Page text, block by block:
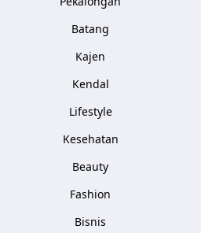
Batang
Kajen
Kendal
Lifestyle
Kesehatan
Beauty
Fashion
Bisnis